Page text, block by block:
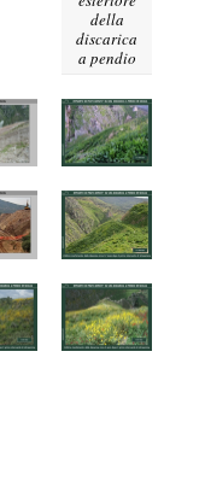
della
discarica
a pendio